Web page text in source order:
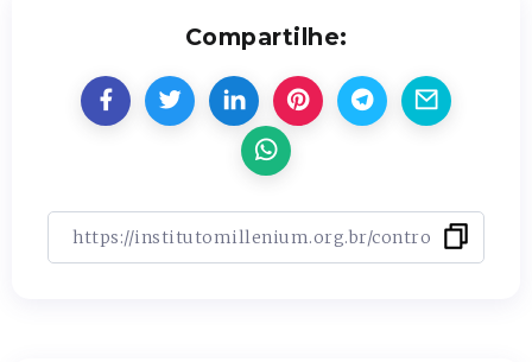
Compartilhe: